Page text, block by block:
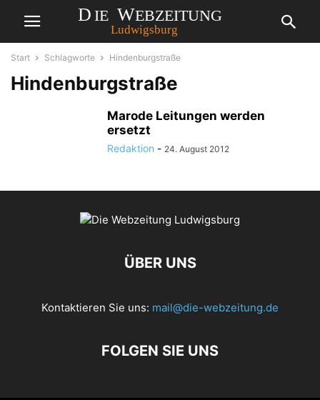
Start Schlagworte Hindenburgstraße
Hindenburgstraße
Marode Leitungen werden
ersetzt
Redaktion - 24. August 2012
ÜBER UNS
Kontaktieren Sie uns: mail@die-webzeitung.de
FOLGEN SIE UNS